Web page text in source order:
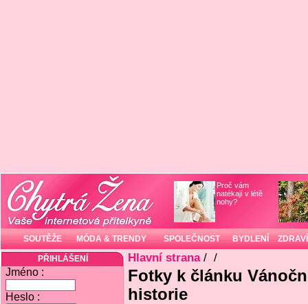
Proč vám
natékají v létě
nohy?
SOUTĚŽE MÓDA & TRENDY SPOLEČNOST BYDLENÍ ZDRAVÍ
PŘIHLÁŠENÍ
Jméno :
Heslo :
Hlavní strana/ /
Fotky k článku
historie